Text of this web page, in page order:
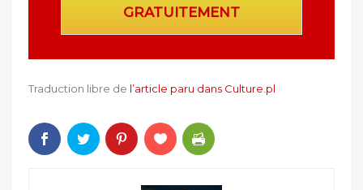
GRATUITEMENT
Traduction libre de l’article paru dans Culture.pl